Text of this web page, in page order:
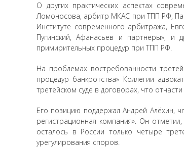
О других практических аспектах
Ломоносова, арбитр МКАС при ТПП РФ,
Институте современного арбитража,
Пугинский, Афанасьев и партнеры», и
примирительных процедур при ТПП РФ.
На проблемах востребованности
процедур банкротства» Коллегии
третейском суде в договорах, что
Его позицию поддержал Андрей Алёхин,
регистрационная компания». Он
осталось в России только четыре
урегулирования споров.